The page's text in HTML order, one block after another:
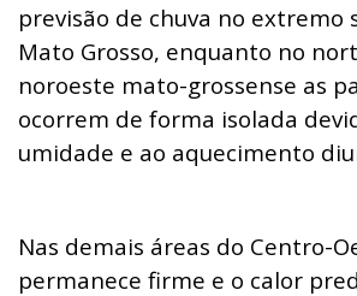
previsão de chuva no extremo
Mato Grosso, enquanto no
noroeste mato-grossense as
ocorrem de forma isolada
umidade e ao aquecimento
Nas demais áreas do Centro-
permanece firme e o calor